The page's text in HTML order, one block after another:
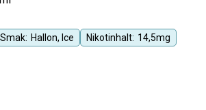
Smak: Hallon, Ice Nikotinhalt: 14,5mg